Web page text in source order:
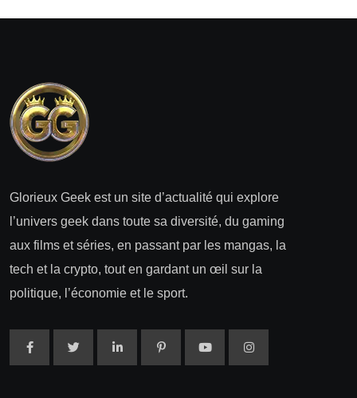
Glorieux Geek est un site d’actualité qui explore
l’univers geek dans toute sa diversité, du gaming
aux films et séries, en passant par les mangas, la
tech et la crypto, tout en gardant un œil sur la
politique, l’économie et le sport.